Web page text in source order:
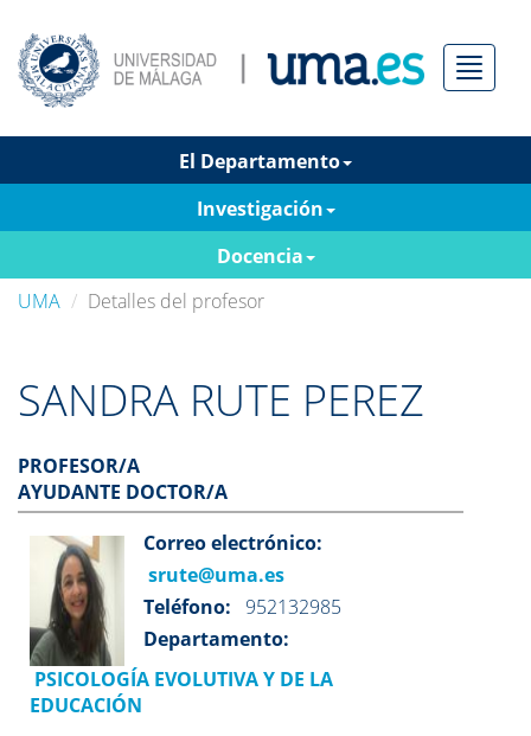
Menú
El Departamento
Investigación
Docencia
UMA
Detalles del profesor
SANDRA RUTE PEREZ
PROFESOR/A
AYUDANTE DOCTOR/A
Correo electrónico:
srute@uma.es
Teléfono: 952132985
Departamento:
PSICOLOGÍA EVOLUTIVA Y DE LA
EDUCACIÓN